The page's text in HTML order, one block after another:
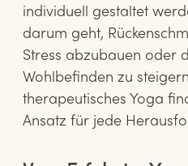
individuell gestaltet
darum geht,
Stress abzubauen oder
Wohlbefinden zu
therapeutisches Yoga
Ansatz für jede